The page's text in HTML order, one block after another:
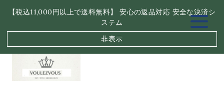
ッ
【税込11,000円以上で送料無料】 安心の返品対応 安全な決済シ
ステム
非表示